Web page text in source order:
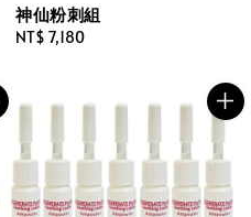
神仙粉刺組
Regular
NT$ 7,180